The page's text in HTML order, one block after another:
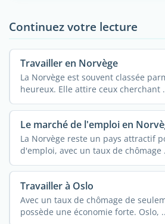
Continuez votre lecture
Travailler en Norvège
La Norvège est souvent classée
heureux. Elle attire ceux cherchant
Le marché de l'emploi en
La Norvège reste un pays attractif
d'emploi, avec un taux de chômage
Travailler à Oslo
Avec un taux de chômage de
possède une économie forte. Oslo,